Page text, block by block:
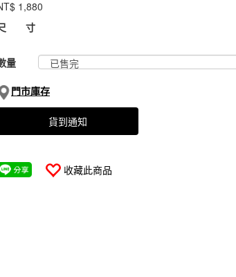
1,880
寸
量
門市庫存
貨到通知
收藏此商品